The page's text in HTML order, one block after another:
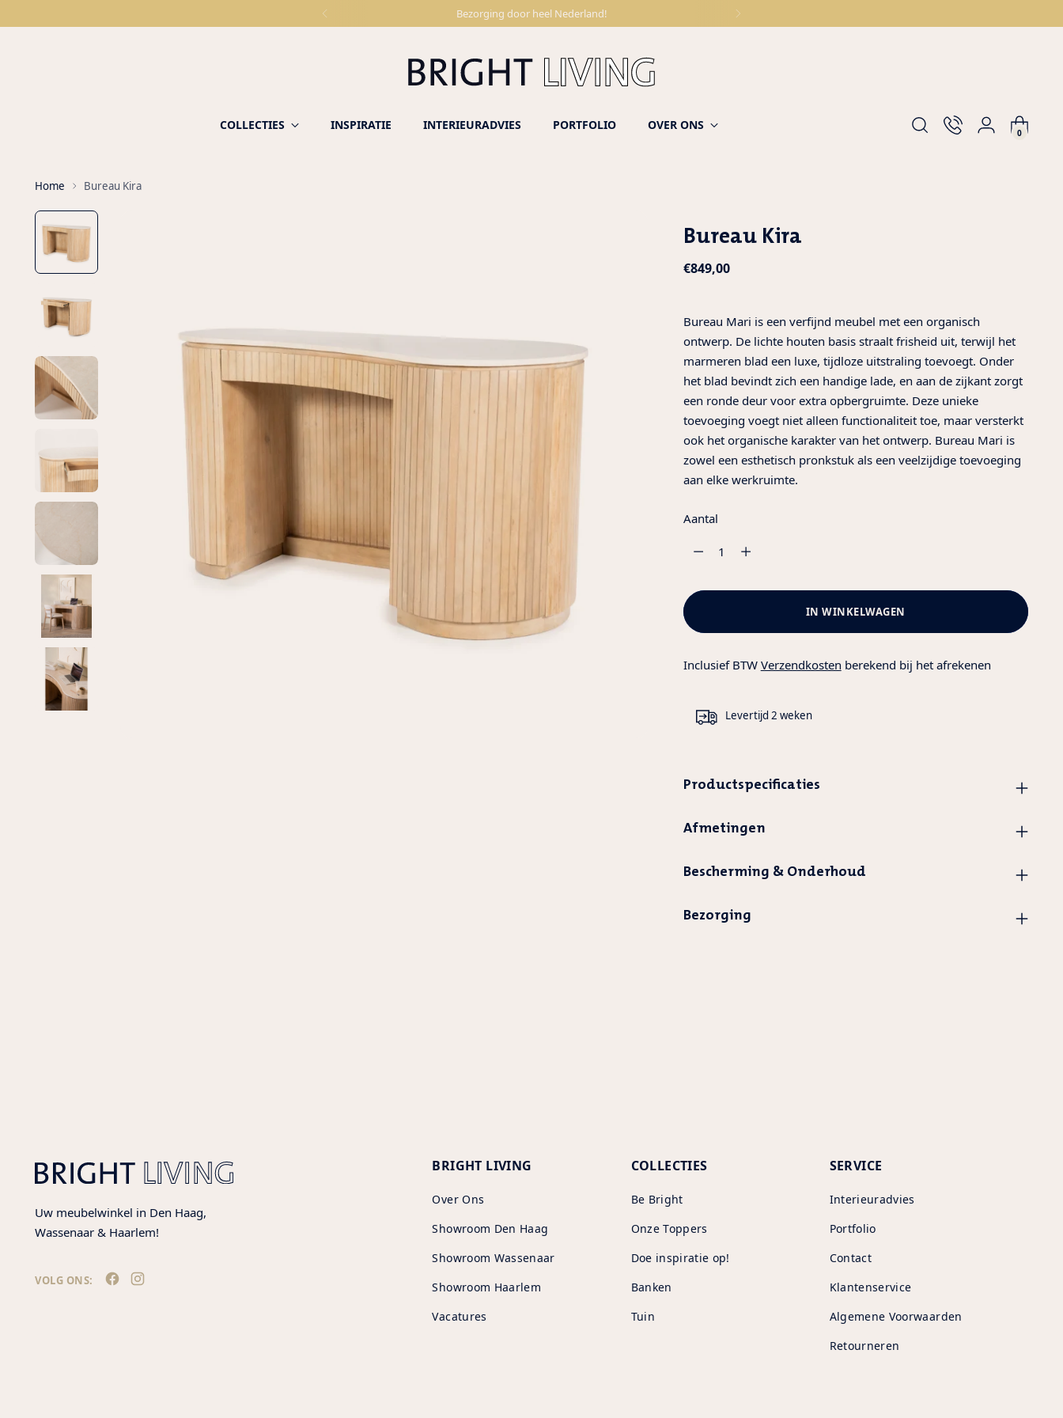
Bezorging door heel Nederland!
COLLECTIES INSPIRATIE INTERIEURADVIES PORTFOLIO OVER ONS
0
Home Bureau Kira
Bureau Kira
Normale
€849,00
Bureau Mari is een verfijnd meubel met een organisch
ontwerp. De lichte houten basis straalt frisheid uit, terwijl het
marmeren blad een luxe, tijdloze uitstraling toevoegt. Onder
het blad bevindt zich een handige lade, en aan de zijkant zorgt
een ronde deur voor extra opbergruimte. Deze unieke
toevoeging voegt niet alleen functionaliteit toe, maar versterkt
ook het organische karakter van het ontwerp. Bureau Mari is
zowel een esthetisch pronkstuk als een veelzijdige toevoeging
aan elke werkruimte.
Aantal
IN WINKELWAGEN
Inclusief BTW Verzendkosten berekend bij het afrekenen
Levertijd 2 weken
Productspecificaties
Afmetingen
Bescherming & Onderhoud
Bezorging
Uw meubelwinkel in Den Haag,
Wassenaar & Haarlem!
VOLG ONS:
BRIGHT LIVING
Over Ons
Showroom Den Haag
Showroom Wassenaar
Showroom Haarlem
Vacatures
COLLECTIES
Be Bright
Onze Toppers
Doe inspiratie op!
Banken
Tuin
SERVICE
Interieuradvies
Portfolio
Contact
Klantenservice
Algemene Voorwaarden
Retourneren